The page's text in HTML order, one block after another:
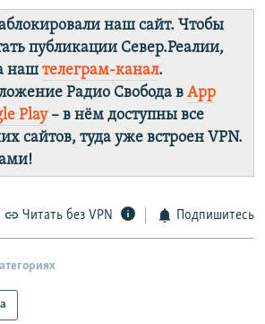
наш сайт. Чтобы
публикации Север.Реалии,
наш телеграм-канал.
Радио Свобода в App
Play– в нём доступны все
сайтов, туда уже встроен VPN.
Читать без VPN Подпишитесь